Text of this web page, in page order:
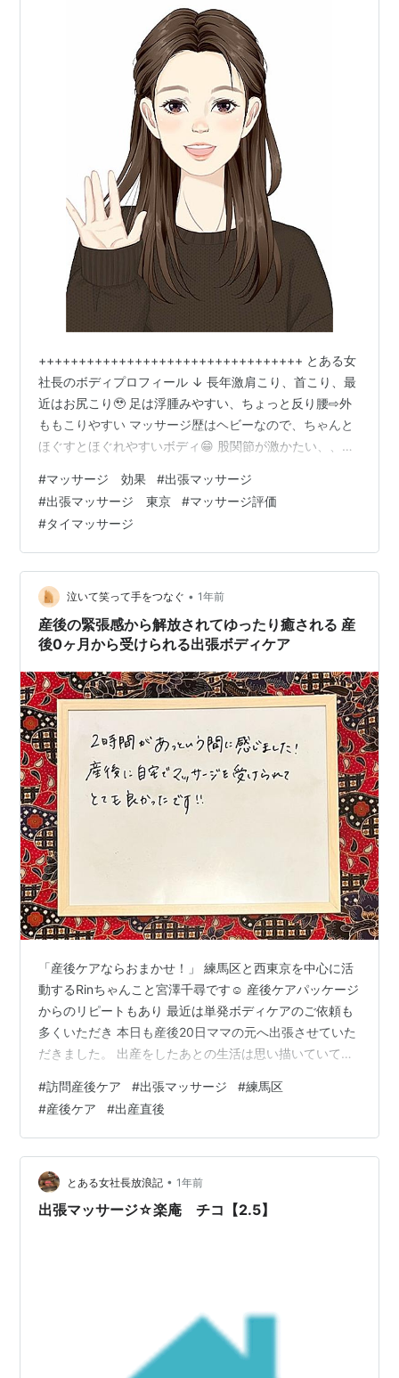
+++++++++++++++++++++++++++++++++ とある女
社長のボディプロフィール ↓ 長年激肩こり、首こり、最
近はお尻こり🥹 足は浮腫みやすい、ちょっと反り腰⇨外
ももこりやすい マッサージ歴はヘビーなので、ちゃんと
ほぐすとほぐれやすいボディ😁 股関節が激かたい、、
グはご無沙汰だけど、マッサージはちょこちょこ受けて
ました😊 こないだまでは楽庵をへビーリピートしてたけ
ど、最近の流行りは タイマッサージさん。 東京都内 出
張マッサージ【タイマッサージ東京】
=======================…
#マッサージ 効果 #出張マッサージ
#出張マッサージ 東京 #マッサージ評価
#タイマッサージ
泣いて笑って手をつなぐ • 1年前
産後の緊張感から解放されてゆったり癒される 産
後0ヶ月から受けられる出張ボディケア
「産後ケアならおまかせ！」 練馬区と西東京を中心に活
動するRinちゃんこと宮澤千尋です☺️ 産後ケアパッケージ
からのリピートもあり 最近は単発ボディケアのご依頼も
多くいただき 本日も産後20日ママの元へ出張させていた
だきました。 出産をしたあとの生活は思い描いていても
ることはありましたか？？ 妊娠している間は近づいてく
る 「出産」という大きな大きな目標に向かって ココロの
準備をするのにいっぱいいっぱい。 無事に出産すればそ
れで体の方はゴール！！ あとは赤ちゃんの育児へ気持ち
を切り替える！！ わたしは第一子の妊娠中はそう思って
いました。 い…
#訪問産後ケア #出張マッサージ #練馬区
#産後ケア #出産直後
とある女社長放浪記 • 1年前
出張マッサージ☆楽庵 チコ【2.5】